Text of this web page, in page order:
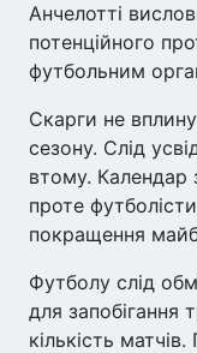
Анчелотті
потенційного
футбольним
Скарги не
сезону. Слід
втому. Календар
проте
покращення
Футболу слід
для запобігання
кількість